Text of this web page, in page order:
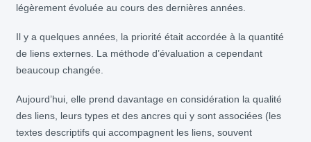
légèrement évoluée au cours des dernières années.
Il y a quelques années, la priorité était accordée à la quantité
de liens externes. La méthode d’évaluation a cependant
beaucoup changée.
Aujourd’hui, elle prend davantage en considération la qualité
des liens, leurs types et des ancres qui y sont associées (les
textes descriptifs qui accompagnent les liens, souvent